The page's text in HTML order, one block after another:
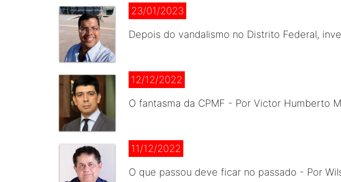
23/01/2023
Depois do vandalismo no Distrito Federal,
12/12/2022
O fantasma da CPMF - Por Victor Humberto
11/12/2022
O que passou deve ficar no passado - Por